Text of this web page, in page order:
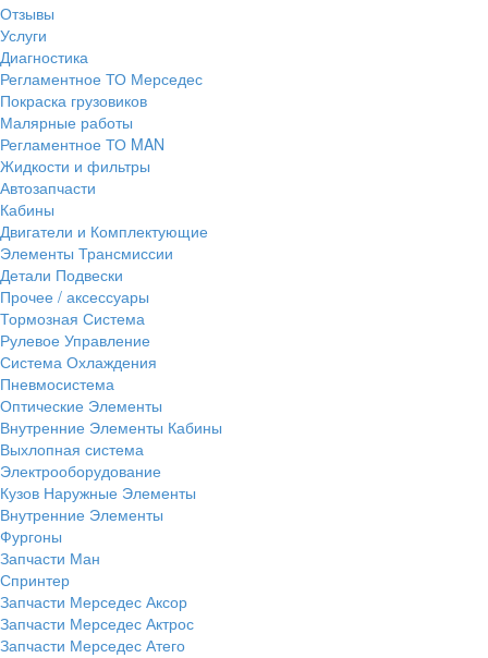
Отзывы
Услуги
Диагностика
Регламентное ТО Мерседес
Покраска грузовиков
Малярные работы
Регламентное ТО MAN
Жидкости и фильтры
Автозапчасти
Кабины
Двигатели и Комплектующие
Элементы Трансмиссии
Детали Подвески
Прочее / аксессуары
Тормозная Система
Рулевое Управление
Система Охлаждения
Пневмосистема
Оптические Элементы
Внутренние Элементы Кабины
Выхлопная система
Электрооборудование
Кузов Наружные Элементы
Внутренние Элементы
Фургоны
Запчасти Ман
Спринтер
Запчасти Мерседес Аксор
Запчасти Мерседес Актрос
Запчасти Мерседес Атего